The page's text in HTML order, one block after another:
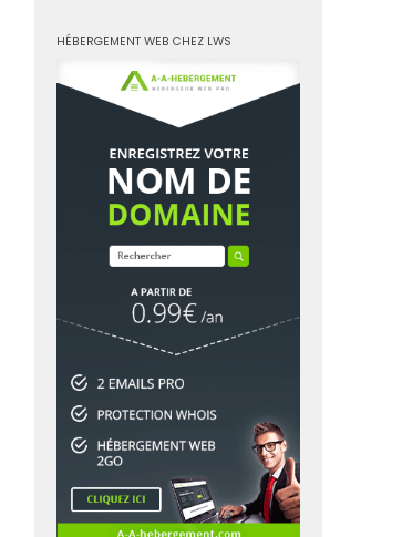
HÉBERGEMENT WEB CHEZ LWS